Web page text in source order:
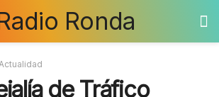
de Tráfico